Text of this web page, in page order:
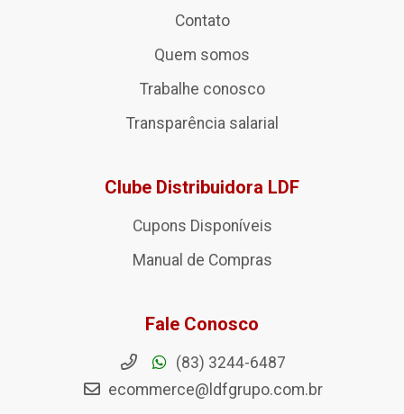
Contato
Quem somos
Trabalhe conosco
Transparência salarial
Clube Distribuidora LDF
Cupons Disponíveis
Manual de Compras
Fale Conosco
(83) 3244-6487
ecommerce@ldfgrupo.com.br